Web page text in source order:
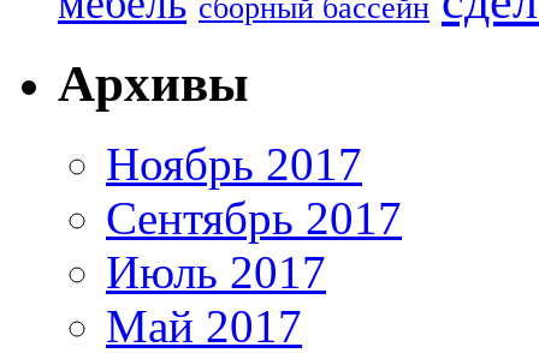
сборный бассейн
Архивы
Ноябрь 2017
Сентябрь 2017
Июль 2017
Май 2017